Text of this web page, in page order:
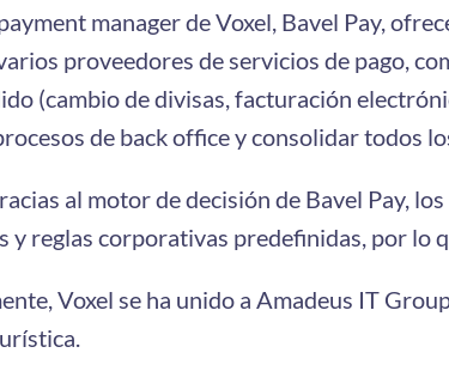
manager de Voxel, Bavel Pay,
proveedores de servicios de pago,
(cambio de divisas, facturación
de back office y consolidar todos
al motor de decisión de Bavel Pay,
y reglas corporativas predefinidas, por lo
Voxel se ha unido a Amadeus IT